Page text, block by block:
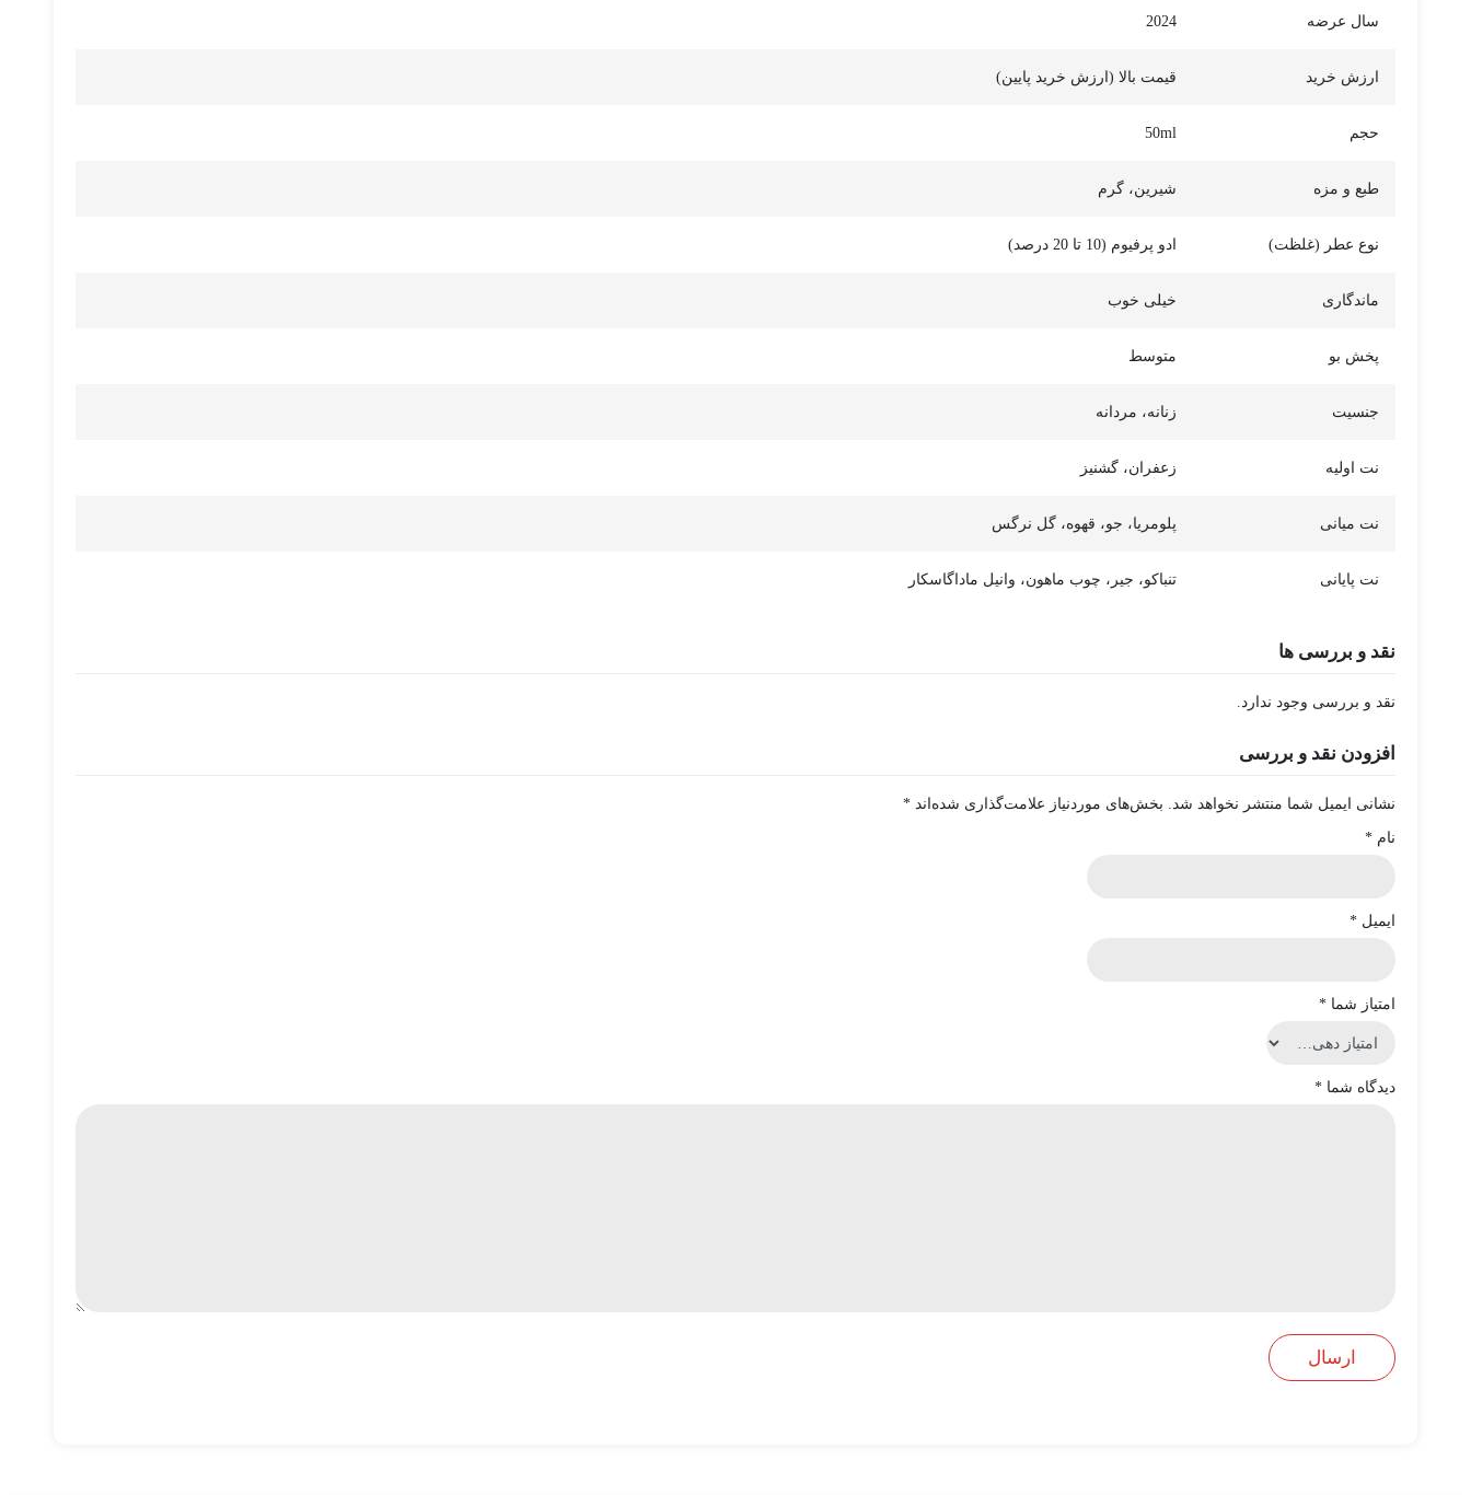
سال عرضه 2024
ارزش خرید قیمت بالا (ارزش خرید پایین)
حجم 50ml
طبع و مزه شیرین، گرم
نوع عطر (غلظت) ادو پرفیوم (10 تا 20 درصد)
ماندگاری خیلی خوب
پخش بو متوسط
جنسیت زنانه، مردانه
نت اولیه زعفران، گشنیز
نت میانی پلومریا، جو، قهوه، گل نرگس
نت پایانی تنباکو، جیر، چوب ماهون، وانیل ماداگاسکار
نقد و بررسی ها
نقد و بررسی وجود ندارد.
افزودن نقد و بررسی
نشانی ایمیل شما منتشر نخواهد شد. بخش‌های موردنیاز علامت‌گذاری شده‌اند *
نام *
ایمیل *
امتیاز شما *
دیدگاه شما *